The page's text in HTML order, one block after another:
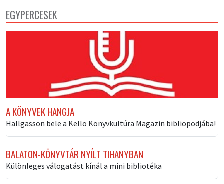
EGYPERCESEK
A KÖNYVEK HANGJA
Hallgasson bele a Kello Könyvkultúra Magazin bibliopodjába!
BALATON-KÖNYVTÁR NYÍLT TIHANYBAN
Különleges válogatást kínál a mini bibliotéka